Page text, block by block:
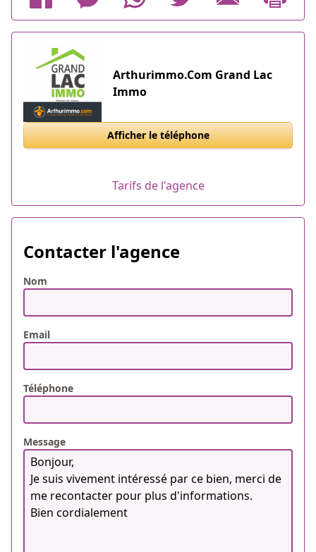
Arthurimmo.Com Grand Lac
Immo
Afficher le téléphone
Tarifs de l'agence
Contacter l'agence
Nom
Email
Téléphone
Message